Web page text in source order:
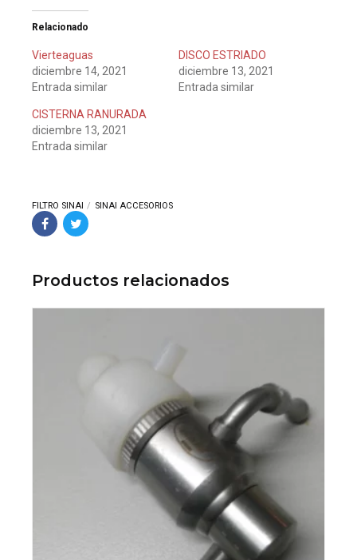
Relacionado
Vierteaguas
diciembre 14, 2021
Entrada similar
DISCO ESTRIADO
diciembre 13, 2021
Entrada similar
CISTERNA RANURADA
diciembre 13, 2021
Entrada similar
FILTRO SINAI SINAI ACCESORIOS
Productos relacionados